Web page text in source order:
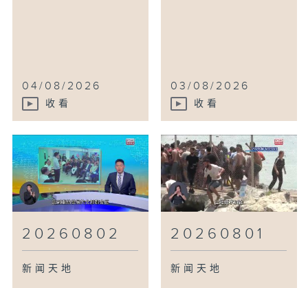
04/08/2026
收看
03/08/2026
收看
20260802
新闻天地
20260801
新闻天地